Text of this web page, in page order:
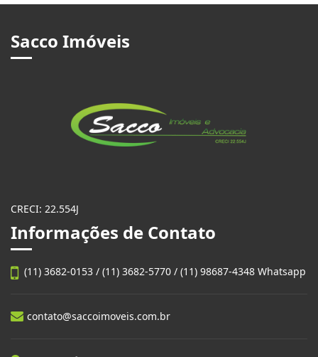
Sacco Imóveis
CRECI: 22.554J
Informações de Contato
(11) 3682-0153 / (11) 3682-5770 / (11) 98687-4348 Whatsapp
contato@saccoimoveis.com.br